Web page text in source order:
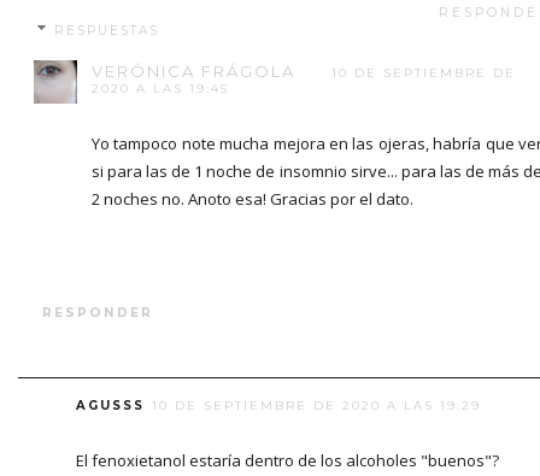
RESPUESTAS
VERÓNICA FRÁGOLA
10 DE SEPTIEMBRE DE
2020 A LAS 19:45
Yo tampoco note mucha mejora en las ojeras, habría que
si para las de 1 noche de insomnio sirve... para las de más
2 noches no. Anoto esa! Gracias por el dato.
RESPONDER
AGUSSS 10 DE SEPTIEMBRE DE 2020 A LAS 19:29
El fenoxietanol estaría dentro de los alcoholes "buenos"?